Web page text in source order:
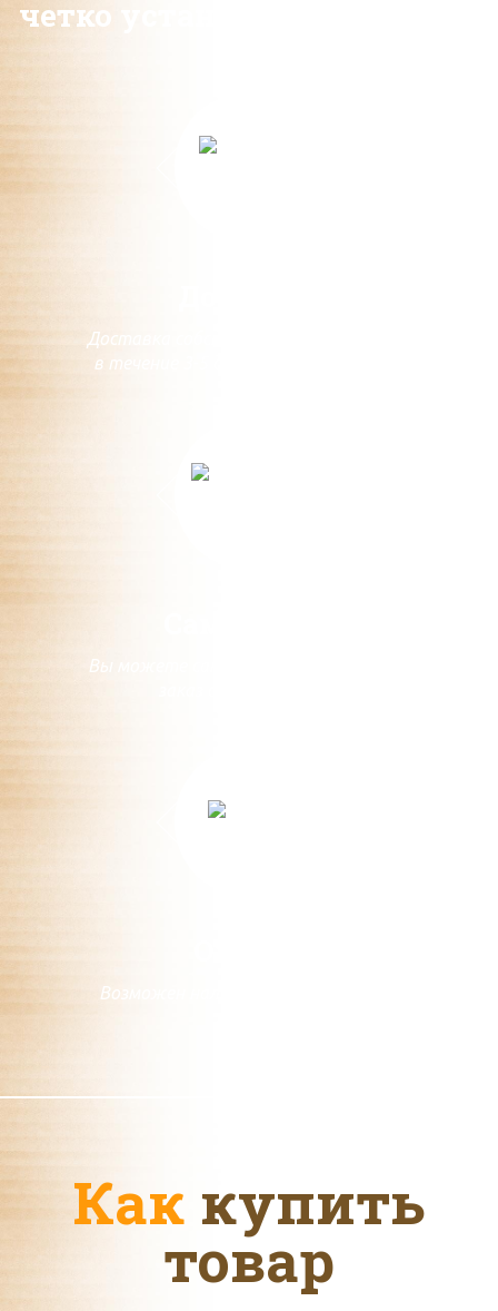
четко установленные сроки
Доставка собственным транспортом
в течение 3-5 дней с момента заказа
Вы можете самостоятельно забрать
Возможен наличный и безналичный
Как купить
товар